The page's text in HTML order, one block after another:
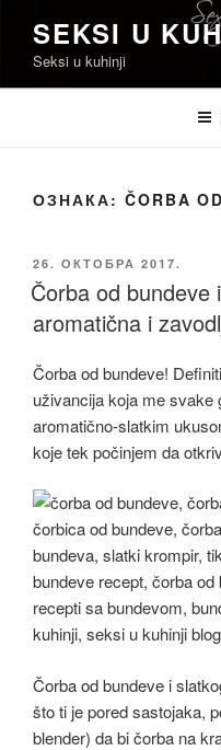
садржај
SEKSI U
Seksi u kuhinji
ОЗНАКА: ČORBA
ОБЈАВЉЕНО
26. ОКТОБРА 2017.
Čorba od bundeve
aromatična i
Čorba od bundeve!
uživancija koja me svake
aromatično-slatkim
koje tek počinjem da
Čorba od bundeve i
što ti je pored sastojaka,
blender) da bi čorba na